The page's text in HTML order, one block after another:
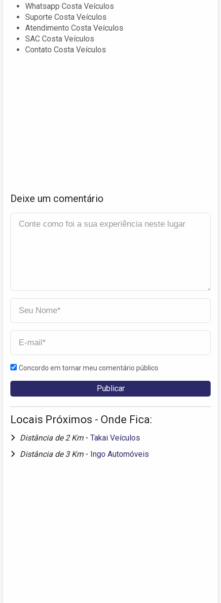
Whatsapp Costa Veículos
Suporte Costa Veículos
Atendimento Costa Veículos
SAC Costa Veículos
Contato Costa Veículos
Deixe um comentário
Concordo em tornar meu comentário público
Locais Próximos - Onde Fica:
Distância de 2 Km - Takai Veículos
Distância de 3 Km - Ingo Automóveis